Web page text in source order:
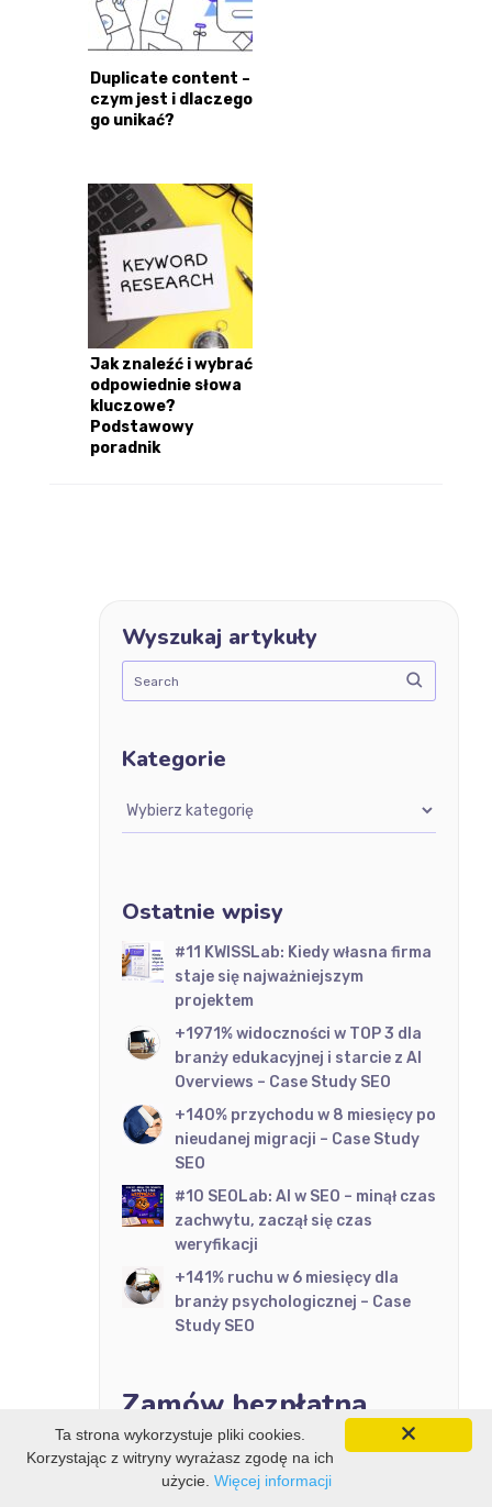
Duplicate content –
czym jest i dlaczego
go unikać?
Jak znaleźć i wybrać
odpowiednie słowa
kluczowe?
Podstawowy
poradnik
Wyszukaj artykuły
Kategorie
Ostatnie wpisy
#11 KWISSLab: Kiedy własna firma
staje się najważniejszym
projektem
+1971% widoczności w TOP 3 dla
branży edukacyjnej i starcie z AI
Overviews – Case Study SEO
+140% przychodu w 8 miesięcy po
nieudanej migracji – Case Study
SEO
#10 SEOLab: AI w SEO – minął czas
zachwytu, zaczął się czas
weryfikacji
+141% ruchu w 6 miesięcy dla
branży psychologicznej – Case
Study SEO
Zamów bezpłatną
konsultację i analizę
strony
Ta strona wykorzystuje pliki cookies.
Korzystając z witryny wyrażasz zgodę na ich
użycie. Więcej informacji